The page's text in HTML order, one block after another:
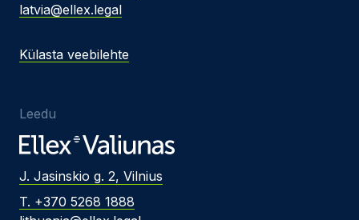
latvia@ellex.legal
Külasta veebilehte
Leedu
J. Jasinskio g. 2, Vilnius
T. +370 5268 1888